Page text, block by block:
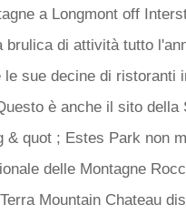
a Longmont off
di attività tutto
sue decine di ristoranti
è anche il sito
& quot ; Estes Park non
delle Montagne
Mountain Chateau